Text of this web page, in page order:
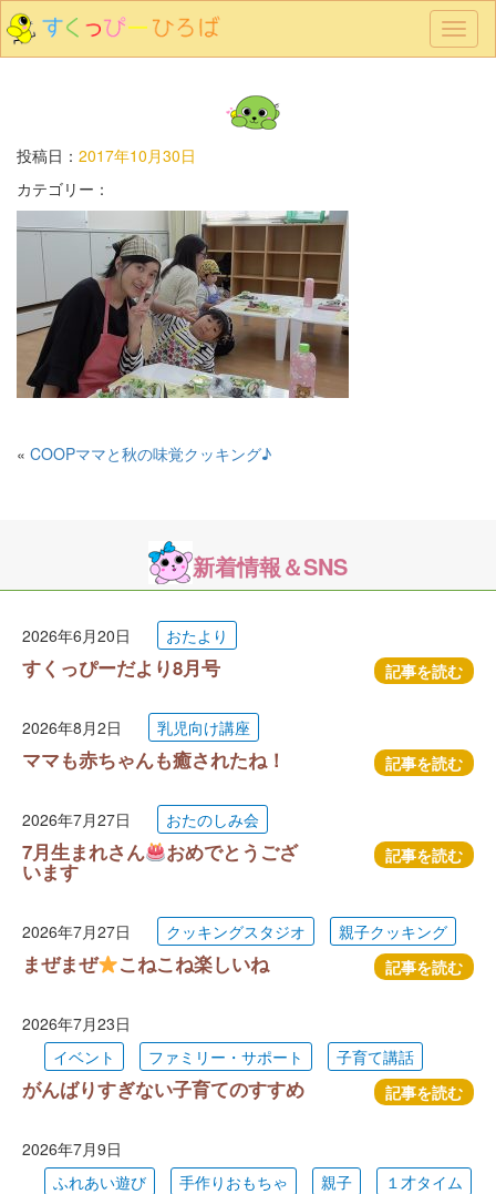
メ
ニ
投稿日： 2017年10月30日
カテゴリー：
« COOPママと秋の味覚クッキング♪
新着情報＆SNS
2026年6月20日 おたより
すくっぴーだより8月号 記事を読む
2026年8月2日 乳児向け講座
ママも赤ちゃんも癒されたね！ 記事を読む
2026年7月27日 おたのしみ会
7月生まれさん おめでとうござ
います
記事を読む
2026年7月27日 クッキングスタジオ 親子クッキング
まぜまぜ こねこね楽しいね 記事を読む
2026年7月23日
イベント
ファミリー・サポート 子育て講話
がんばりすぎない子育てのすすめ 記事を読む
2026年7月9日
ふれあい遊び
手作りおもちゃ 親子 １才タイム